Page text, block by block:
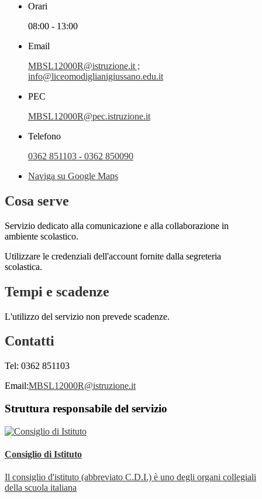
Orari
08:00 - 13:00
Email
MBSL12000R@istruzione.it ;
info@liceomodiglianigiussano.edu.it
PEC
MBSL12000R@pec.istruzione.it
Telefono
0362 851103 - 0362 850090
Naviga su Google Maps
Cosa serve
Servizio dedicato alla comunicazione e alla collaborazione in
ambiente scolastico.
Utilizzare le credenziali dell'account fornite dalla segreteria
scolastica.
Tempi e scadenze
L'utilizzo del servizio non prevede scadenze.
Contatti
Tel: 0362 851103
Email:MBSL12000R@istruzione.it
Struttura responsabile del servizio
Consiglio di Istituto
Il consiglio d'istituto (abbreviato C.D.I.) è uno degli organi collegiali
della scuola italiana